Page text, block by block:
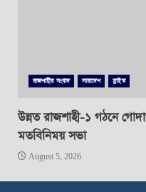
রাজশাহীর সংবাদ সারাদেশ স্লাইড
উন্নত রাজশাহী-১ গঠনে
মতবিনিময় সভা
August 5, 2026